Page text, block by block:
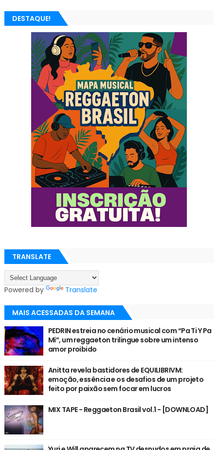
DESTAQUE!
TRANSLATE
Powered by Translate
MAIS ACESSADAS DA SEMANA
PEDRIN estreia no cenário musical com “Pa Ti Y Pa
Mí”, um reggaeton trilingue sobre um intenso
amor proibido
Anitta revela bastidores de EQUILIBRIVM:
emoção, essência e os desafios de um projeto
feito por paixão sem focar em lucros
MIX TAPE - Reggaeton Brasil vol.1 - [DOWNLOAD]